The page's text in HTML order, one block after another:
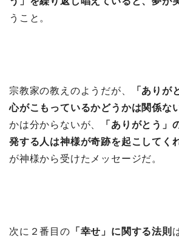
うこと。
宗教家の教えのようだが、
「ありが
心がこもっているかどうかは関係な
かは分からないが、
「ありがとう」
発する人は神様が奇跡を起こしてく
が神様から受けたメッセージだ。
次に２番目の 「幸せ」に関する法則